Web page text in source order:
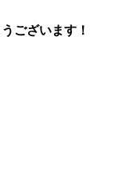
ございます！